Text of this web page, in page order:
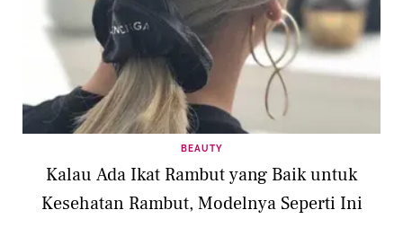
BEAUTY
Kalau Ada Ikat Rambut yang Baik untuk
Kesehatan Rambut, Modelnya Seperti Ini